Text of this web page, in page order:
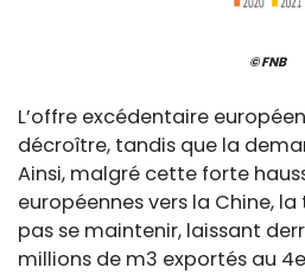
© FNB
L’offre excédentaire
décroître, tandis que la
Ainsi, malgré cette forte
européennes vers la Chine,
pas se maintenir, laissant
millions de m3 exportés au